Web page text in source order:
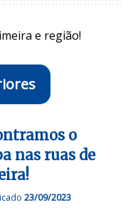
e região!
o
nas ruas de
23/09/2023